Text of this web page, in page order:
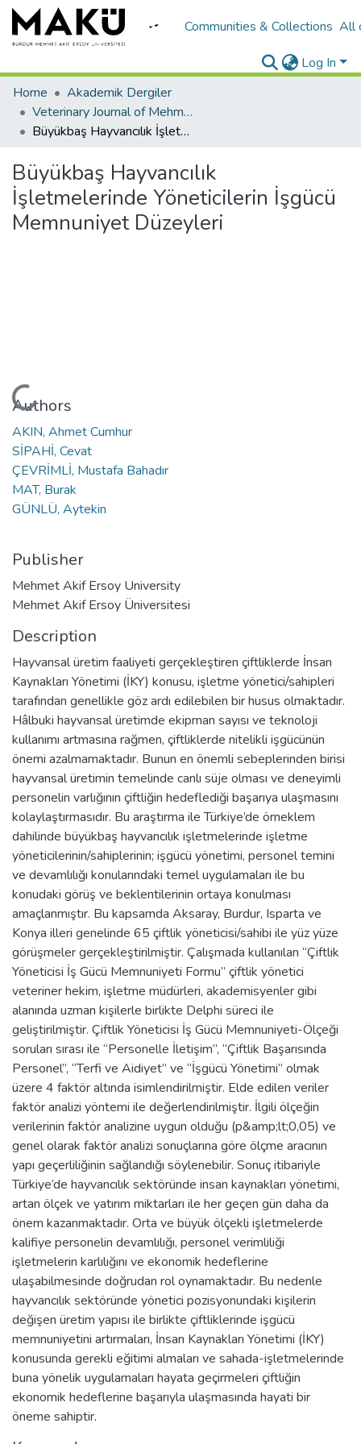
Communities & Collections All
Log In
Home
Akademik Dergiler
Veterinary Journal of Mehmet Akif Ersoy University
Büyükbaş Hayvancılık İşletmelerinde Yöneticilerin İşgücü Memnuniyet Düzeyleri
Büyükbaş Hayvancılık
İşletmelerinde Yöneticilerin İşgücü
Memnuniyet Düzeyleri
Loading...
Authors
AKIN, Ahmet Cumhur
SİPAHİ, Cevat
ÇEVRİMLİ, Mustafa Bahadır
MAT, Burak
GÜNLÜ, Aytekin
Publisher
Mehmet Akif Ersoy University
Mehmet Akif Ersoy Üniversitesi
Description
Hayvansal üretim faaliyeti gerçekleştiren çiftliklerde İnsan
Kaynakları Yönetimi (İKY) konusu, işletme yönetici/sahipleri
tarafından genellikle göz ardı edilebilen bir husus olmaktadır.
Hâlbuki hayvansal üretimde ekipman sayısı ve teknoloji
kullanımı artmasına rağmen, çiftliklerde nitelikli işgücünün
önemi azalmamaktadır. Bunun en önemli sebeplerinden birisi
hayvansal üretimin temelinde canlı süje olması ve deneyimli
personelin varlığının çiftliğin hedeflediği başarıya ulaşmasını
kolaylaştırmasıdır. Bu araştırma ile Türkiye’de örneklem
dahilinde büyükbaş hayvancılık işletmelerinde işletme
yöneticilerinin/sahiplerinin; işgücü yönetimi, personel temini
ve devamlılığı konularındaki temel uygulamaları ile bu
konudaki görüş ve beklentilerinin ortaya konulması
amaçlanmıştır. Bu kapsamda Aksaray, Burdur, Isparta ve
Konya illeri genelinde 65 çiftlik yöneticisi/sahibi ile yüz yüze
görüşmeler gerçekleştirilmiştir. Çalışmada kullanılan “Çiftlik
Yöneticisi İş Gücü Memnuniyeti Formu” çiftlik yönetici
veteriner hekim, işletme müdürleri, akademisyenler gibi
alanında uzman kişilerle birlikte Delphi süreci ile
geliştirilmiştir. Çiftlik Yöneticisi İş Gücü Memnuniyeti-Ölçeği
soruları sırası ile “Personelle İletişim”, “Çiftlik Başarısında
Personel”, “Terfi ve Aidiyet” ve “İşgücü Yönetimi” olmak
üzere 4 faktör altında isimlendirilmiştir. Elde edilen veriler
faktör analizi yöntemi ile değerlendirilmiştir. İlgili ölçeğin
verilerinin faktör analizine uygun olduğu (p&amp;lt;0,05) ve
genel olarak faktör analizi sonuçlarına göre ölçme aracının
yapı geçerliliğinin sağlandığı söylenebilir. Sonuç itibariyle
Türkiye’de hayvancılık sektöründe insan kaynakları yönetimi,
artan ölçek ve yatırım miktarları ile her geçen gün daha da
önem kazanmaktadır. Orta ve büyük ölçekli işletmelerde
kalifiye personelin devamlılığı, personel verimliliği
işletmelerin karlılığını ve ekonomik hedeflerine
ulaşabilmesinde doğrudan rol oynamaktadır. Bu nedenle
hayvancılık sektöründe yönetici pozisyonundaki kişilerin
değişen üretim yapısı ile birlikte çiftliklerinde işgücü
memnuniyetini artırmaları, İnsan Kaynakları Yönetimi (İKY)
konusunda gerekli eğitimi almaları ve sahada-işletmelerinde
buna yönelik uygulamaları hayata geçirmeleri çiftliğin
ekonomik hedeflerine başarıyla ulaşmasında hayati bir
öneme sahiptir.